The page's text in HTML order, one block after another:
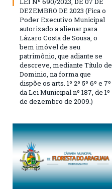
DEZEMBRO DE 2023 (Fica o
Poder Executivo Municipal
autorizado a alienar para
Lázaro Costa de Sousa, o
bem imóvel de seu
patrimônio, que adiante se
descreve, mediante Título de
Dominio, na forma que
dispõe os arts. 1º 2º 5º 6º e 7º
da Lei Municipal nº 187, de 1º
de dezembro de 2009.)